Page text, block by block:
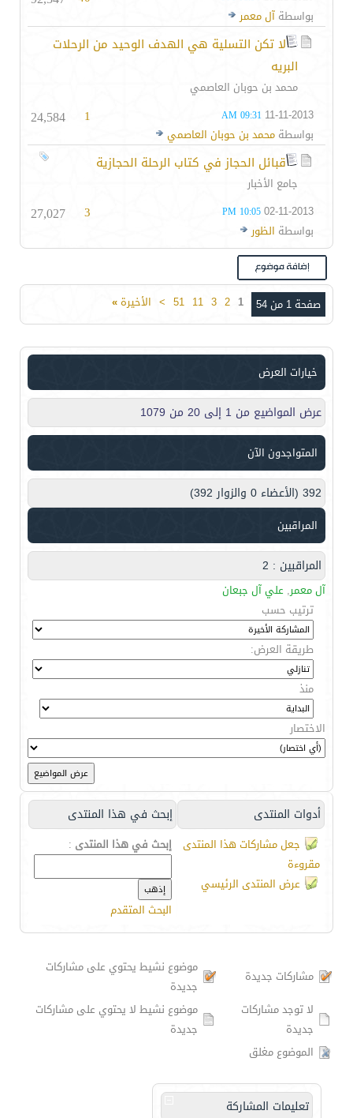
بواسطة آل معمر
لا تكن التسلية هي الهدف الوحيد من الرحلات
البريه
محمد بن حوبان العاصمي
11-11-2013
09:31 AM
بواسطة محمد بن حوبان العاصمي
1
24,584
قبائل الحجاز في كتاب الرحلة الحجازية
جامع الأخبار
02-11-2013
10:05 PM
بواسطة الظور
3
27,027
صفحة 1 من 54 1
2
3
11
51
> الأخيرة»
خيارات العرض
عرض المواضيع من 1 إلى 20 من 1079
المتواجدون الآن
392 (الأعضاء 0 والزوار 392)
المراقبين
المراقبين : 2
آل معمر, علي آل جبعان
ترتيب حسب
طريقة العرض:
منذ
الاختصار
أدوات المنتدى إبحث في هذا المنتدى
جعل مشاركات هذا المنتدى
مقروءة
عرض المنتدى الرئيسي
إبحث في هذا المنتدى :
البحث المتقدم
مشاركات جديدة
موضوع نشيط يحتوي على مشاركات
جديدة
لا توجد مشاركات
جديدة
موضوع نشيط لا يحتوي على مشاركات
جديدة
الموضوع مغلق
تعليمات المشاركة